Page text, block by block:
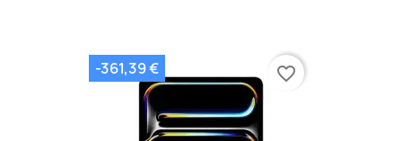
-361,39 € favorite_border